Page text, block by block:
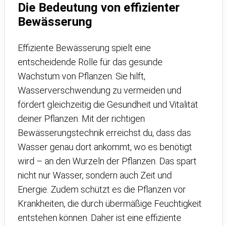
Die Bedeutung von effizienter
Bewässerung
Effiziente Bewässerung spielt eine
entscheidende Rolle für das gesunde
Wachstum von Pflanzen. Sie hilft,
Wasserverschwendung zu vermeiden und
fördert gleichzeitig die Gesundheit und Vitalität
deiner Pflanzen. Mit der richtigen
Bewässerungstechnik erreichst du, dass das
Wasser genau dort ankommt, wo es benötigt
wird – an den Wurzeln der Pflanzen. Das spart
nicht nur Wasser, sondern auch Zeit und
Energie. Zudem schützt es die Pflanzen vor
Krankheiten, die durch übermäßige Feuchtigkeit
entstehen können. Daher ist eine effiziente